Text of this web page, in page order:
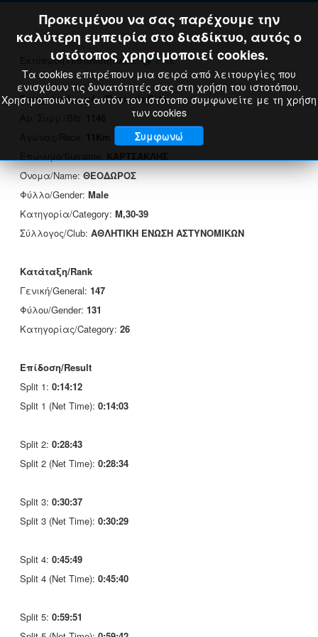
Εκτύπωση Πιστοποιητικού: Print
Στοιχεία Δρομέα/Runner's Data
Όνομα/Name:ΘΕΟΔΩΡΟΣ
Φύλλο/Gender: Male
Κατηγορία/Category: M,30-39
Σύλλογος/Club: ΑΘΛΗΤΙΚΗ ΕΝΩΣΗ ΑΣΤΥΝΟΜΙΚΩΝ
Κατάταξη/Rank
Γενική/General: 147
Φύλου/Gender: 131
Κατηγορίας/Category: 26
Επίδοση/Result
Split 1: 0:14:12
Split 1 (Net Time): 0:14:03
Split 2: 0:28:43
Split 2 (Net Time): 0:28:34
Split 3: 0:30:37
Split 3 (Net Time): 0:30:29
Split 4: 0:45:49
Split 4 (Net Time): 0:45:40
Split 5: 0:59:51
Προκειμένου να σας παρέχουμε την
καλύτερη εμπειρία στο διαδίκτυο, αυτός ο
ιστότοπος χρησιμοποιεί cookies.
Τα cookies επιτρέπουν μια σειρά από λειτουργίες που
ενισχύουν τις δυνατότητές σας στη χρήση του ιστοτόπου.
Χρησιμοποιώντας αυτόν τον ιστότοπο συμφωνείτε με τη χρήση
των cookies
Συμφωνώ